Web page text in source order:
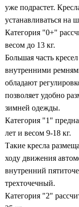
уже подрастет.
устанавливаться на
Категория "0+"
весом до 13 кг.
Большая часть
внутренними
обладают
позволяет удобно
зимней одежды.
Категория "1"
лет и весом 9-18 кг.
Такие кресла
ходу движения
внутренний
трехточечный.
Категория "2"